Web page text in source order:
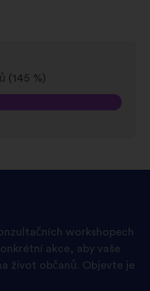
(145 %)
workshopech
akce, aby vaše
život občanů. Objevte je